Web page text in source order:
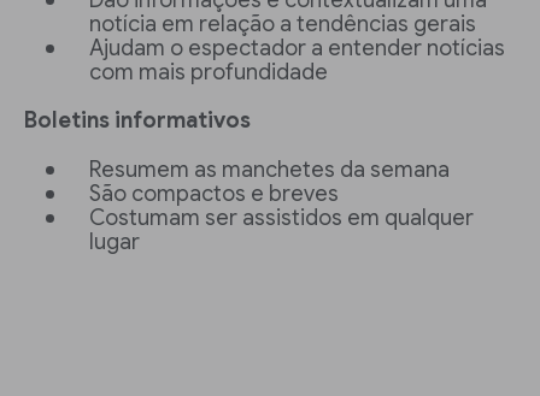
notícia em relação a tendências gerais
Ajudam o espectador a entender notícias
com mais profundidade
Boletins informativos
Resumem as manchetes da semana
São compactos e breves
Costumam ser assistidos em qualquer
lugar